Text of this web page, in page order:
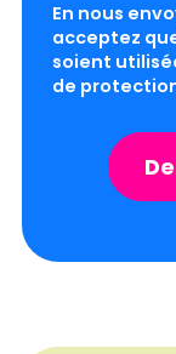
En nous
acceptez
soient
de